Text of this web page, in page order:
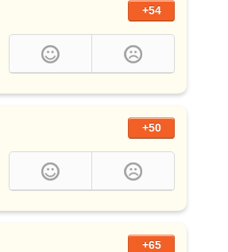
+54
+50
+65